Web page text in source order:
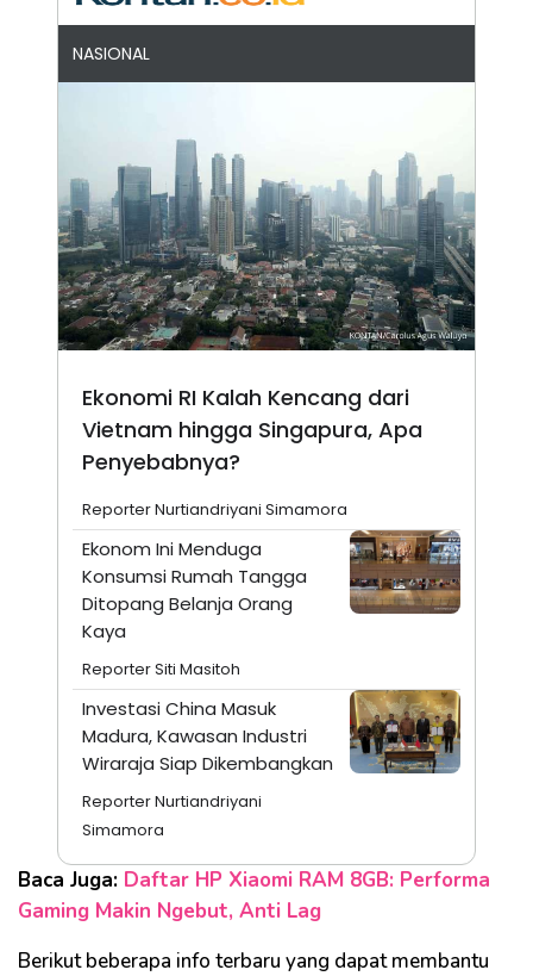
NASIONAL
Ekonomi RI Kalah Kencang dari
Vietnam hingga Singapura, Apa
Penyebabnya?
Reporter Nurtiandriyani Simamora
Ekonom Ini Menduga
Konsumsi Rumah Tangga
Ditopang Belanja Orang
Kaya
Reporter Siti Masitoh
Investasi China Masuk
Madura, Kawasan Industri
Wiraraja Siap Dikembangkan
Reporter Nurtiandriyani
Simamora
Baca Juga: Daftar HP Xiaomi RAM 8GB: Performa
Gaming Makin Ngebut, Anti Lag
Berikut beberapa info terbaru yang dapat membantu